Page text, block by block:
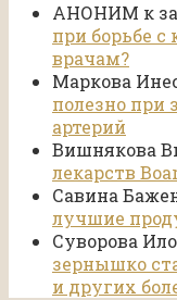
АНОНИМ к
при борьбе
врачам?
Маркова
полезно при
артерий
Вишнякова
лекарств
Савина
лучшие
Суворова
зернышко
и других